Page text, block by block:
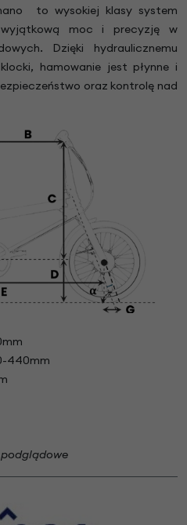
to wysokiej klasy system
wyjątkową moc i precyzję w
Dzięki hydraulicznemu
hamowanie jest płynne i
oraz kontrolę nad
440mm
podglądowe